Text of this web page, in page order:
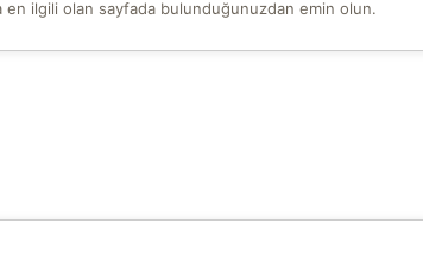
en ilgili olan sayfada bulunduğunuzdan emin olun.